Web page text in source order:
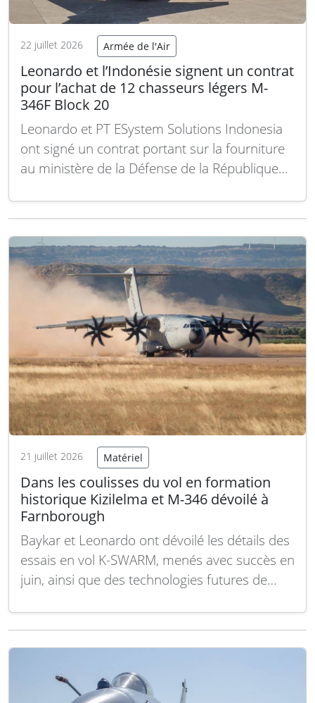
22 juillet 2026 Armée de l'Air
Leonardo et l’Indonésie signent un contrat
pour l’achat de 12 chasseurs légers M-
346F Block 20
Leonardo et PT ESystem Solutions Indonesia
ont signé un contrat portant sur la fourniture
au ministère de la Défense de la République
polyvalents Leonardo M-346 F « Block 20 »,
opérationnels de l’aviation indonésienne. Ce
contrat, issu d’une…Lire la suite
21 juillet 2026 Matériel
Dans les coulisses du vol en formation
historique Kizilelma et M-346 dévoilé à
Farnborough
Baykar et Leonardo ont dévoilé les détails des
essais en vol K-SWARM, menés avec succès en
juin, ainsi que des technologies futures de
salon de Farnborough. Les équipes CUC-T
les coulisses des…Lire la suite